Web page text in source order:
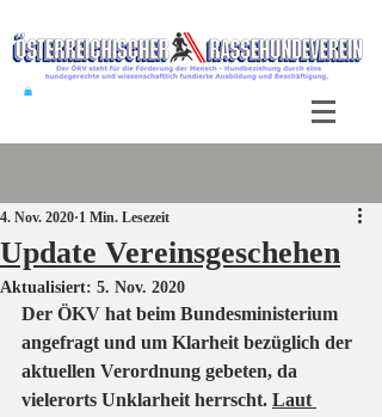
Update Vereinsgeschehen
4. Nov. 2020 1 Min. Lesezeit
Aktualisiert: 5. Nov. 2020
Der ÖKV hat beim Bundesministerium
angefragt und um Klarheit bezüglich der
aktuellen Verordnung gebeten, da
vielerorts Unklarheit herrscht. Laut